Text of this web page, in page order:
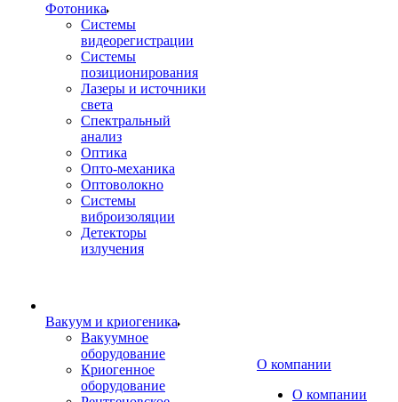
Фотоника
Cистемы
видеорегистрации
Системы
позиционирования
Лазеры и источники
света
Спектральный
анализ
Оптика
Опто-механика
Оптоволокно
Системы
виброизоляции
Детекторы
излучения
Вакуум и криогеника
Вакуумное
оборудование
Криогенное
оборудование
О компании
О компании